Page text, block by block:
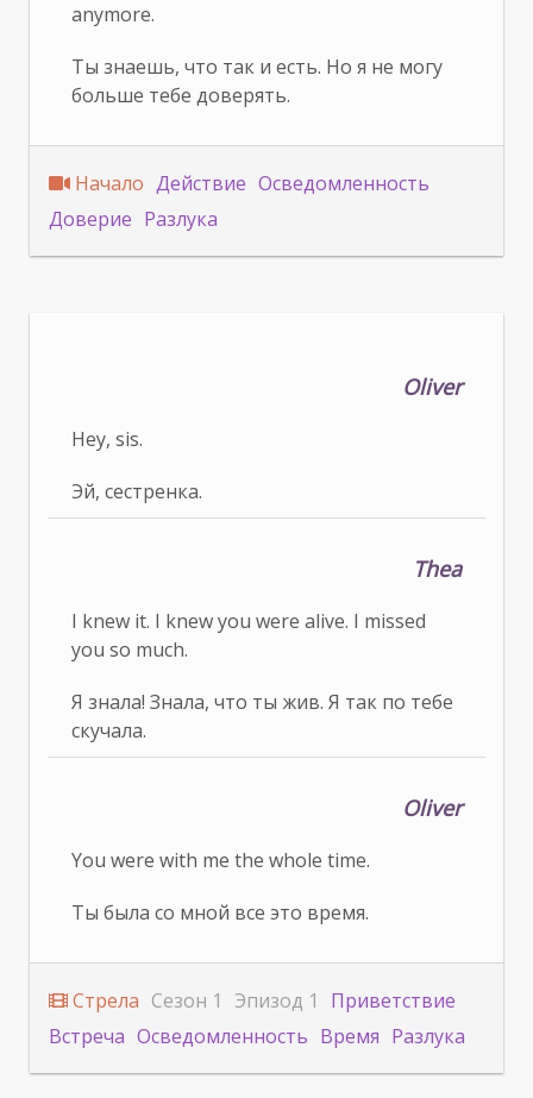
anymore.
Ты знаешь, что так и есть. Но я не могу
больше тебе доверять.
Начало Действие Осведомленность
Доверие Разлука
Oliver
Hey, sis.
Эй, сестренка.
Thea
I knew it. I knew you were alive. I missed
you so much.
Я знала! Знала, что ты жив. Я так по тебе
скучала.
Oliver
You were with me the whole time.
Ты была со мной все это время.
Стрела Сезон 1 Эпизод 1
Приветствие
Встреча Осведомленность Время Разлука